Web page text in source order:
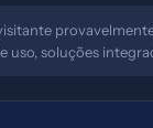
uso, soluções